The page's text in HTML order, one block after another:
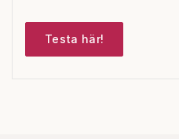
Testa här!